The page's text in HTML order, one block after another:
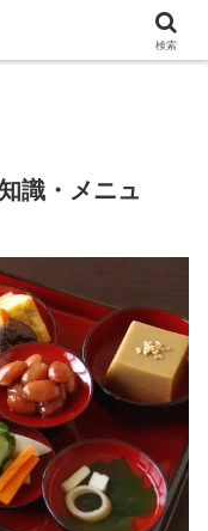
おくりもの
識・メニュ
検索